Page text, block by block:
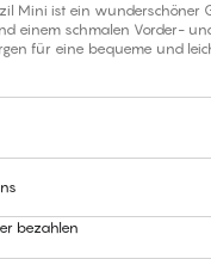
Mini ist ein wunderschöner
einem schmalen Vorder-
für eine bequeme und
bezahlen